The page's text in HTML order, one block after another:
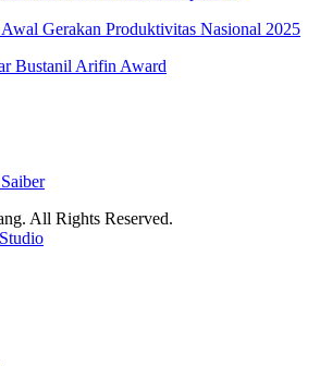
Gerakan Produktivitas Nasional 2025
Bustanil Arifin Award
All Rights Reserved.